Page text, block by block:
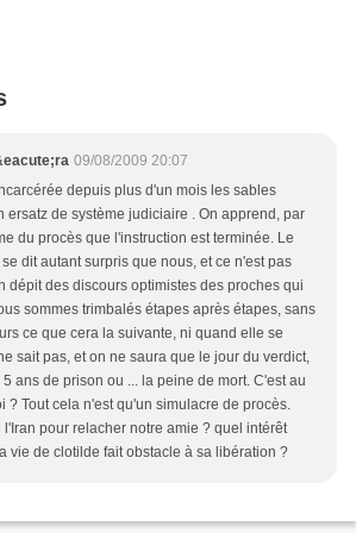
09/08/2009 20:07
depuis plus d'un mois les sables
ersatz de système judiciaire . On apprend, par
du procès que l'instruction est terminée. Le
dit autant surpris que nous, et ce n'est pas
dépit des discours optimistes des proches qui
sommes trimbalés étapes après étapes, sans
ce que cera la suivante, ni quand elle se
sait pas, et on ne saura que le jour du verdict,
ans de prison ou ... la peine de mort. C'est au
? Tout cela n'est qu'un simulacre de procès.
l'Iran pour relacher notre amie ? quel intérêt
vie de clotilde fait obstacle à sa libération ?